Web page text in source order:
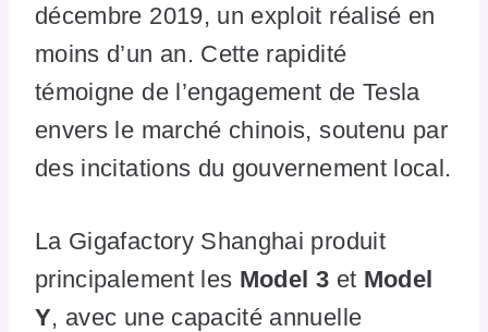
décembre 2019, un exploit réalisé en
moins d’un an. Cette rapidité
témoigne de l’engagement de Tesla
envers le marché chinois, soutenu par
des incitations du gouvernement local.
La Gigafactory Shanghai produit
principalement les Model 3 et Model
Y, avec une capacité annuelle